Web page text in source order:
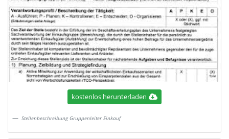
kostenlos herunterladen
Stellenbeschreibung Gruppenleiter Einkauf